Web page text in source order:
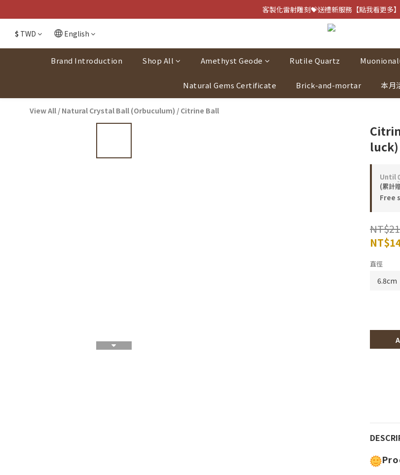
客製化雷射雕刻💝送禮新服務【點我看更多】
客製化雷射雕刻💝送禮新服務【點我看更多】
避邪防小人⚡指定黑曜石 任選兩件75折
客製化雷射雕刻💝送禮新服務【點我看更多】
$ TWD English
Brand Introduction Shop All Amethyst Geode Rutile Quartz
Natural Gems Certificate Brick-and-mortar 本月
View All / Natural Crystal Ball (Orbuculum) / Citrine Ball
luck)
Until
(累計
Free
直徑